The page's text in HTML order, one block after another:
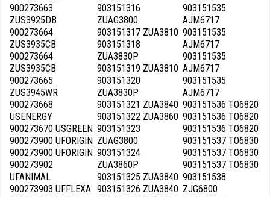
900273663
ZUS3925DB
900273664
ZUS3935CB
900273664
ZUS3935CB
900273665
ZUS3945WR
900273668
USENERGY
900273670 USGREEN
900273900 UFORIGIN
900273900 UFORIGIN
900273902
UFANIMAL
900273903 UFFLEXA
903151316
ZUAG3800
903151317 ZUA3810
903151318
ZUA3830P
903151319 ZUA3810
903151320
ZUA3830P
903151321 ZUA3840
903151322 ZUA3860
903151323
ZUAG3800
903151324
ZUA3860P
903151325 ZUA3840
903151326 ZUA3840
903151535
AJM6717
903151535
AJM6717
903151535
AJM6717
903151535
AJM6717
903151536 TO6820
903151536 TO6820
903151536 TO6820
903151537 TO6830
903151537 TO6830
903151537 TO6830
903151538
ZJG6800